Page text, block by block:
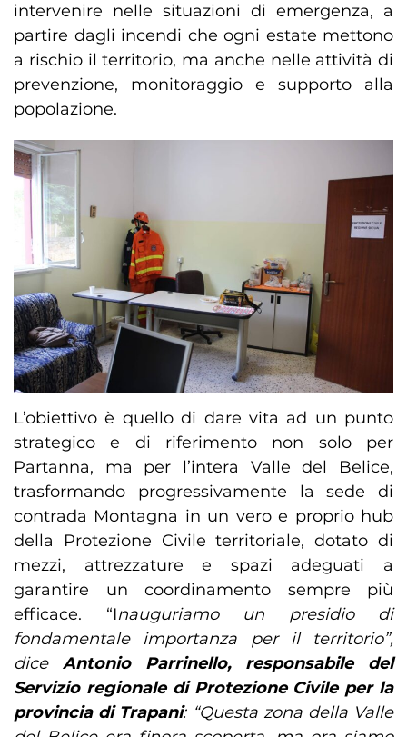
intervenire nelle situazioni di emergenza, a
partire dagli incendi che ogni estate mettono
a rischio il territorio, ma anche nelle attività di
prevenzione, monitoraggio e supporto alla
popolazione.
L’obiettivo è quello di dare vita ad un punto
strategico e di riferimento non solo per
Partanna, ma per l’intera Valle del Belice,
trasformando progressivamente la sede di
contrada Montagna in un vero e proprio hub
della Protezione Civile territoriale, dotato di
mezzi, attrezzature e spazi adeguati a
garantire un coordinamento sempre più
efficace. “Inauguriamo un presidio di
fondamentale importanza per il territorio”,
dice Antonio Parrinello, responsabile del
Servizio regionale di Protezione Civile per la
provincia di Trapani: “Questa zona della Valle